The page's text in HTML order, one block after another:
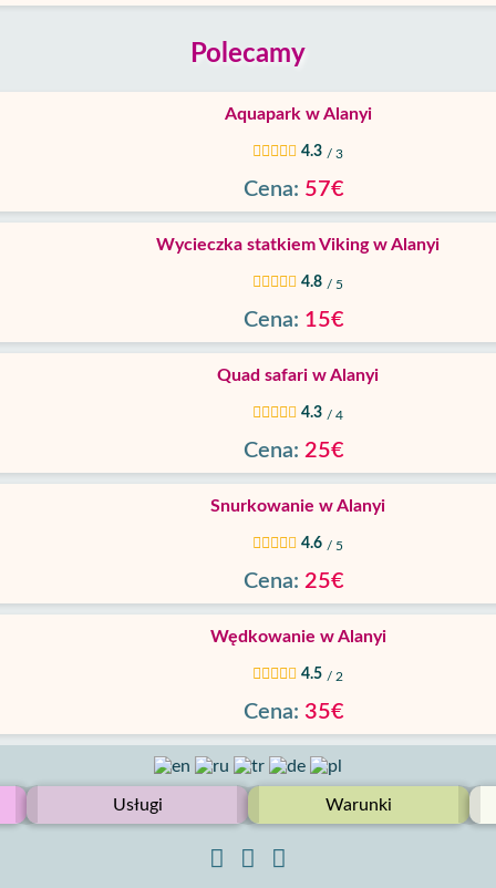
Polecamy
Aquapark w Alanyi
4.3 / 3
Cena: 57€
Wycieczka statkiem Viking w Alanyi
4.8 / 5
Cena: 15€
Quad safari w Alanyi
4.3 / 4
Cena: 25€
Snurkowanie w Alanyi
4.6 / 5
Cena: 25€
Wędkowanie w Alanyi
4.5 / 2
Cena: 35€
Usługi Warunki